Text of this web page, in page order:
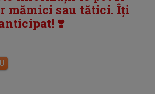
mămici sau tătici. Îți
❣️